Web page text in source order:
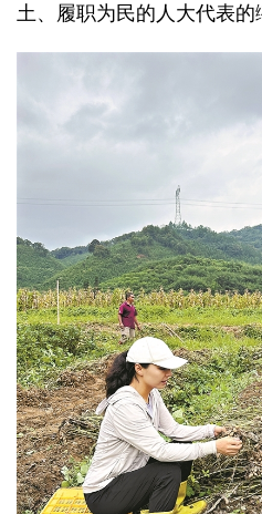
土、履职为民的人大代表的